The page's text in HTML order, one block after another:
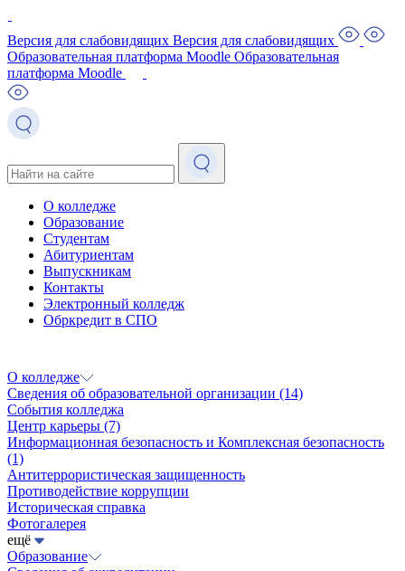
Версия для слабовидящих Версия для слабовидящих
Образовательная платформа Moodle Образовательная
платформа Moodle
О колледже
Образование
Студентам
Абитуриентам
Выпускникам
Контакты
Электронный колледж
Обркредит в СПО
О колледже
Сведения об образовательной организации (14)
События колледжа
Центр карьеры (7)
Информационная безопасность и Комплексная безопасность
(1)
Антитеррористическая защищенность
Противодействие коррупции
Историческая справка
Фотогалерея
ещё
Образование